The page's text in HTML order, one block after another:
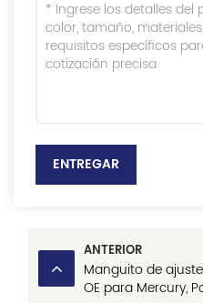
ENTREGAR
ANTERIOR
Manguito de ajuste
OE para Mercury,